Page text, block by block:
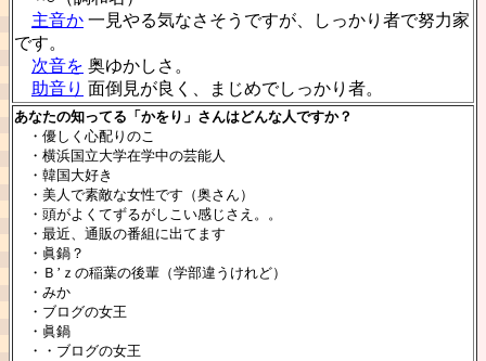
主音か 一見やる気なさそうですが、しっかり者で努力家
です。
次音を 奥ゆかしさ。
助音り 面倒見が良く、まじめでしっかり者。
あなたの知ってる「かをり」さんはどんな人ですか？
・優しく心配りのこ
・横浜国立大学在学中の芸能人
・韓国大好き
・美人で素敵な女性です（奥さん）
・頭がよくてずるがしこい感じさえ。。
・最近、通販の番組に出てます
・眞鍋？
・Ｂ’ｚの稲葉の後輩（学部違うけれど）
・みか
・ブログの女王
・眞鍋
・・ブログの女王